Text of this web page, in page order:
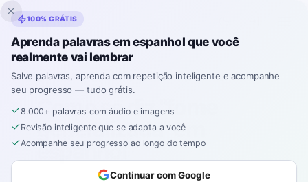
Inklingo
Início›Espanhol›Portuguese → espanhol›fome generalizada
Como se diz "fome
generalizada" em
espanhol
100% GRÁTIS
Aprenda palavras em espanhol que você
realmente vai lembrar
Salve palavras, aprenda com repetição inteligente e acompanhe
seu progresso — tudo grátis.
8.000+ palavras com áudio e imagens
Revisão inteligente que se adapta a você
Acompanhe seu progresso ao longo do tempo
Continuar com Google